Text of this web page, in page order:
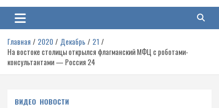
Главная 2020 Декабрь
21
На востоке столицы открылся флагманский МФЦ с роботами-
консультантами — Россия 24
ВИДЕО НОВОСТИ